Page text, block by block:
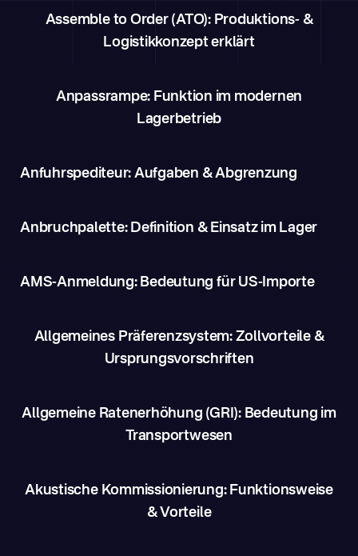
Assemble to Order (ATO): Produktions- &
Logistikkonzept erklärt
Anpassrampe: Funktion im modernen
Lagerbetrieb
Anfuhrspediteur: Aufgaben & Abgrenzung
Anbruchpalette: Definition & Einsatz im Lager
AMS-Anmeldung: Bedeutung für US-Importe
Allgemeines Präferenzsystem: Zollvorteile &
Ursprungsvorschriften
Allgemeine Ratenerhöhung (GRI): Bedeutung im
Transportwesen
Akustische Kommissionierung: Funktionsweise
& Vorteile